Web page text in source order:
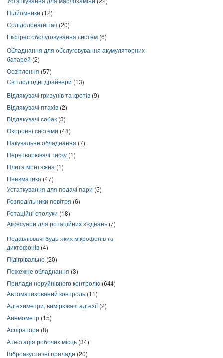
Підйомники (12)
Солідолонагнітач (20)
Експрес обслуговування систем (6)
Обладнання для обслуговування акумуляторних
батарей (2)
Освітлення (57)
Світлодіодні драйвери (13)
Відлякувачі гризунів та кротів (9)
Відлякувачі птахів (2)
Відлякувачі собак (3)
Охоронні системи (48)
Пакувальне обладнання (7)
Перетворювачі тиску (1)
Плита монтажна (1)
Пневматика (47)
Устаткування для подачі пари (5)
Розподільники повітря (6)
Ротаційні сполуки (18)
Аксесуари для ротаційних з'єднань (7)
Подавлювачі будь-яких мікрофонів та
диктофонів (4)
Підігрівальне (20)
Пожежне обладнання (3)
Прилади неруйнівного контролю (644)
Автоматизований контроль (11)
Адгезиметри, вимірювачі адгезії(2)
Анемометр (15)
Аспіратори (8)
Атестація робочих місць (34)
Віброакустичні прилади (20)